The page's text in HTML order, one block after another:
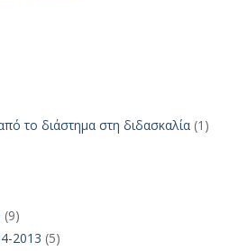
το διάστημα στη διδασκαλία (1)
(9)
2013 (5)